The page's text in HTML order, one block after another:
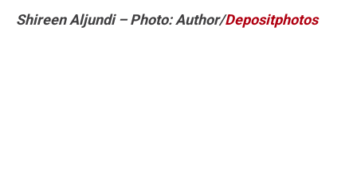
Shireen Aljundi – Photo: Author/Depositphotos